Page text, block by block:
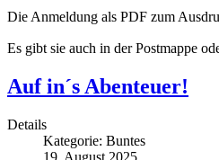
Die Anmeldung als PDF zum
Es gibt sie auch in der Postmappe
Auf in´s Abenteuer!
Details
Kategorie: Buntes